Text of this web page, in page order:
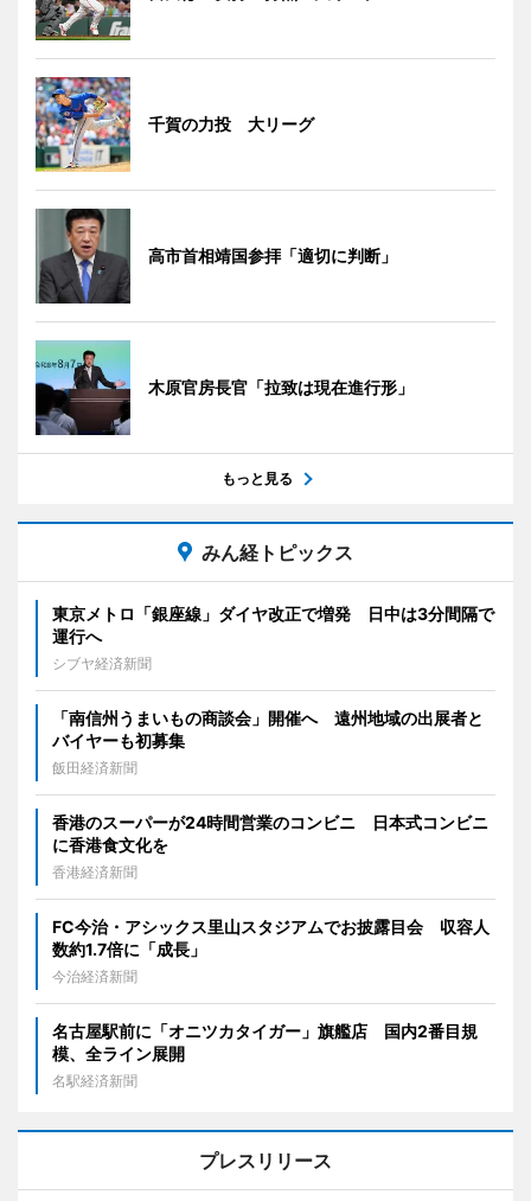
千賀の力投 大リーグ
高市首相靖国参拝「適切に判断」
木原官房長官「拉致は現在進行形」
もっと見る
みん経トピックス
東京メトロ「銀座線」ダイヤ改正で増発 日中は3分間隔で
運行へ
シブヤ経済新聞
「南信州うまいもの商談会」開催へ 遠州地域の出展者と
バイヤーも初募集
飯田経済新聞
香港のスーパーが24時間営業のコンビニ 日本式コンビニ
に香港食文化を
香港経済新聞
FC今治・アシックス里山スタジアムでお披露目会 収容人
数約1.7倍に「成長」
今治経済新聞
名古屋駅前に「オニツカタイガー」旗艦店 国内2番目規
模、全ライン展開
名駅経済新聞
プレスリリース